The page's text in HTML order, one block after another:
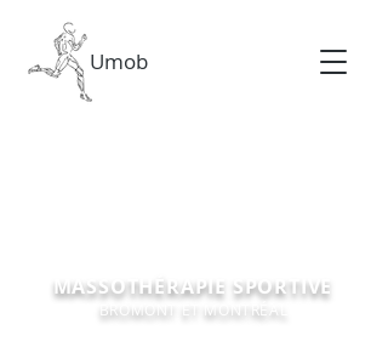
Umob
MASSOTHÉRAPIE SPORTIVE
BROMONT ET MONTRÉAL